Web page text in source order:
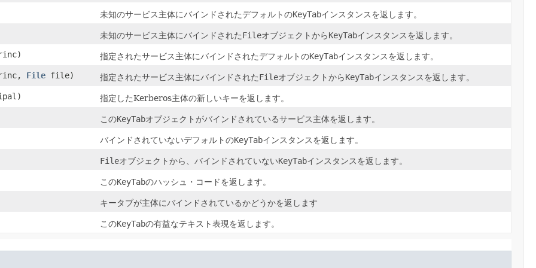
未知のサービス主体にバインドされたデフォルトのKeyTabインスタンスを返します。
未知のサービス主体にバインドされたFileオブジェクトからKeyTabインスタンスを返します。
指定されたサービス主体にバインドされたデフォルトのKeyTabインスタンスを返します。
File file) 指定されたサービス主体にバインドされたFileオブジェクトからKeyTabインスタンスを返します。
指定したKerberos主体の新しいキーを返します。
このKeyTabオブジェクトがバインドされているサービス主体を返します。
バインドされていないデフォルトのKeyTabインスタンスを返します。
Fileオブジェクトから、バインドされていないKeyTabインスタンスを返します。
このKeyTabのハッシュ・コードを返します。
キータブが主体にバインドされているかどうかを返します
このKeyTabの有益なテキスト表現を返します。